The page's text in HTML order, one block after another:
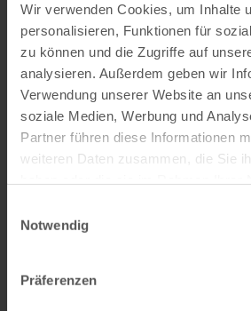
Wir verwenden Cookies, um Inhalte
personalisieren, Funktionen für
zu können und die Zugriffe auf
analysieren. Außerdem geben wir
Verwendung unserer Website an
soziale Medien, Werbung und
Partner führen diese Informationen
weiteren Daten zusammen, die Sie
Notwendig
Präferenzen